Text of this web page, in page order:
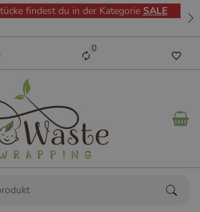
findest du in der Kategorie SALE
0